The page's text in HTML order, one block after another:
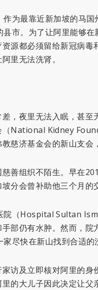
为最靠近新加坡的马
市。为了让阿里能够
源都必须留给新冠病
里无法洗肾。
，夜里无法入眠，甚
（National Kidney
慈济基金会的新山支会
善组织不陌生。早在
分会曾补助他三个月的
院（Hospital Sultan
部仍有水肿。然而，
尽快在新山找到合适的
访及立即核对阿里的身
的大儿子因此决定让